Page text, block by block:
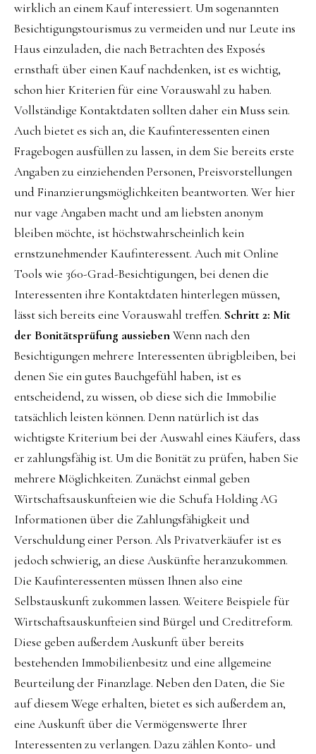
wirklich an einem Kauf interessiert. Um sogenannten
Besichtigungstourismus zu vermeiden und nur Leute ins
Haus einzuladen, die nach Betrachten des Exposés
ernsthaft über einen Kauf nachdenken, ist es wichtig,
schon hier Kriterien für eine Vorauswahl zu haben.
Vollständige Kontaktdaten sollten daher ein Muss sein.
Auch bietet es sich an, die Kaufinteressenten einen
Fragebogen ausfüllen zu lassen, in dem Sie bereits erste
Angaben zu einziehenden Personen, Preisvorstellungen
und Finanzierungsmöglichkeiten beantworten. Wer hier
nur vage Angaben macht und am liebsten anonym
bleiben möchte, ist höchstwahrscheinlich kein
ernstzunehmender Kaufinteressent. Auch mit Online
Tools wie 360-Grad-Besichtigungen, bei denen die
Interessenten ihre Kontaktdaten hinterlegen müssen,
lässt sich bereits eine Vorauswahl treffen. Schritt 2: Mit
der Bonitätsprüfung aussiebenWenn nach den
Besichtigungen mehrere Interessenten übrigbleiben, bei
denen Sie ein gutes Bauchgefühl haben, ist es
entscheidend, zu wissen, ob diese sich die Immobilie
tatsächlich leisten können. Denn natürlich ist das
wichtigste Kriterium bei der Auswahl eines Käufers, dass
er zahlungsfähig ist. Um die Bonität zu prüfen, haben Sie
mehrere Möglichkeiten. Zunächst einmal geben
Wirtschaftsauskunfteien wie die Schufa Holding AG
Informationen über die Zahlungsfähigkeit und
Verschuldung einer Person. Als Privatverkäufer ist es
jedoch schwierig, an diese Auskünfte heranzukommen.
Die Kaufinteressenten müssen Ihnen also eine
Selbstauskunft zukommen lassen. Weitere Beispiele für
Wirtschaftsauskunfteien sind Bürgel und Creditreform.
Diese geben außerdem Auskunft über bereits
bestehenden Immobilienbesitz und eine allgemeine
Beurteilung der Finanzlage. Neben den Daten, die Sie
auf diesem Wege erhalten, bietet es sich außerdem an,
eine Auskunft über die Vermögenswerte Ihrer
Interessenten zu verlangen. Dazu zählen Konto- und